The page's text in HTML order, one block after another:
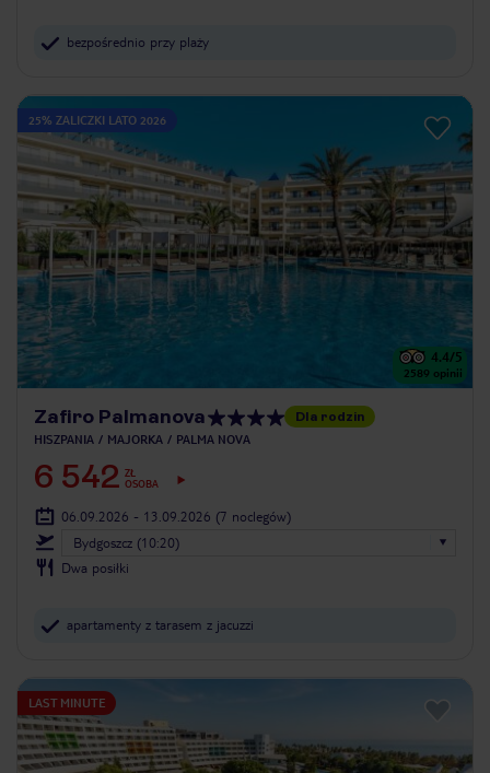
bezpośrednio przy plaży
25% ZALICZKI LATO 2026
4.4/5
2589 opinii
Zafiro Palmanova Dla rodzin
HISZPANIA MAJORKA PALMA NOVA
6 542 ZŁ
OSOBA
06.09.2026 - 13.09.2026 (7 noclegów)
Bydgoszcz (10:20)
Dwa posiłki
apartamenty z tarasem z jacuzzi
LAST MINUTE